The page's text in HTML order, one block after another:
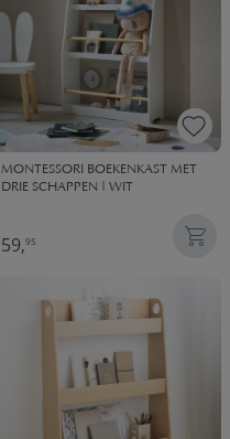
MONTESSORI BOEKENKAST MET
DRIE SCHAPPEN | WIT
59,95